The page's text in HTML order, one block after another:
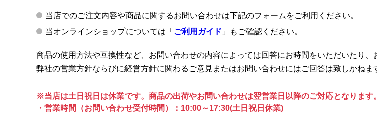
当店でのご注文内容や商品に関するお問い合わせは下記のフォームをご利用ください。
当オンラインショップについては「 ご利用ガイド 」もご確認ください。
商品の使用方法や互換性など、お問い合わせの内容によっては回答にお時間をいただいたり、
弊社の営業方針ならびに経営方針に関わるご意見またはお問い合わせにはご回答は致しかねま
※当店は土日祝日は休業です。商品の出荷やお問い合わせは翌営業日以降のご対応となります。
・営業時間（お問い合わせ受付時間）：10:00～17:30(土日祝日休業)